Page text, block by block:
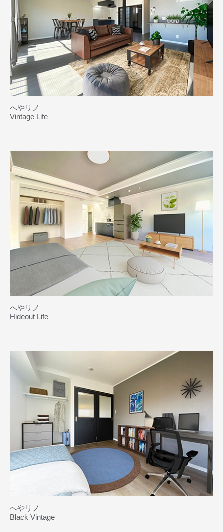
へやリノ
Vintage Life
へやリノ
Hideout Life
へやリノ
Black Vintage